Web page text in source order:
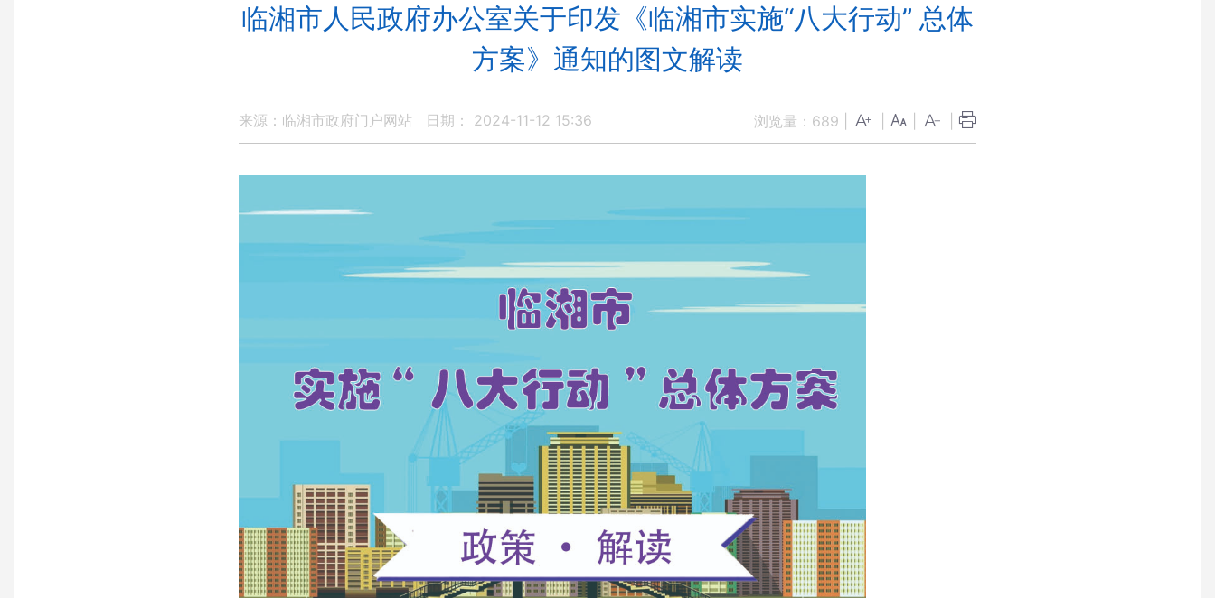
临湘市人民政府办公室关于印发《临湘市实施“八大行动” 总体
方案》通知的图文解读
来源：临湘市政府门户网站 日期： 2024-11-12 15:36 浏览量： 689